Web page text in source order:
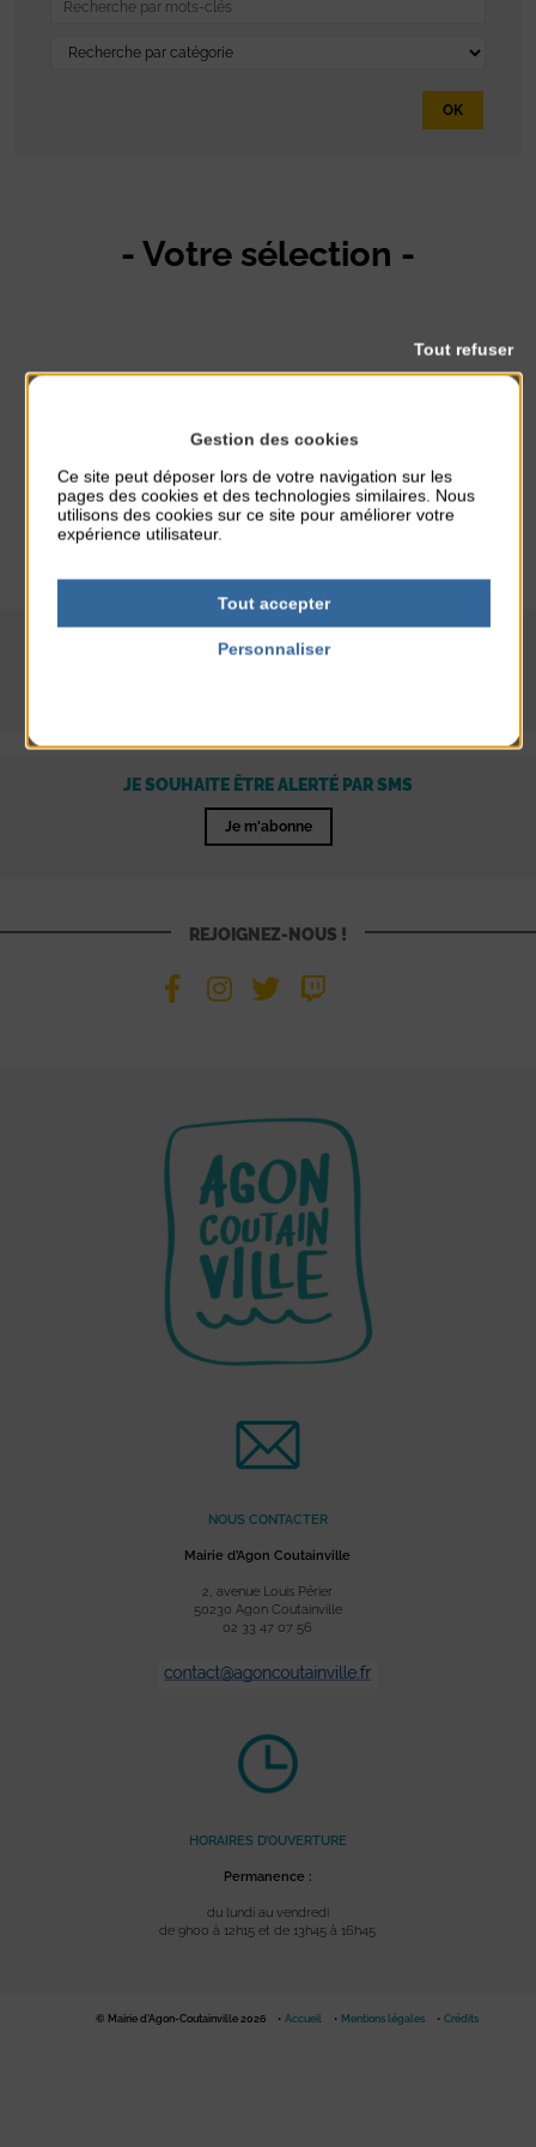
OK
- Votre sélection -
Être informé
en temps réel
JE VEUX RECEVOIR LA LETTRE D'INFORMATION MAIRIE
JE SOUHAITE ÊTRE ALERTÉ PAR SMS
Je m'abonne
REJOIGNEZ-NOUS !
NOUS CONTACTER
Mairie d’Agon Coutainville
2, avenue Louis Périer
50230 Agon Coutainville
02 33 47 07 56
HORAIRES D’OUVERTURE
Permanence :
du lundi au vendredi
de 9h00 à 12h15 et de 13h45 à 16h45
© Mairie d'Agon-Coutainville 2026 Accueil Mentions légales Crédits
Gestion des cookies
Ce site peut déposer lors de votre navigation sur les
pages des cookies et des technologies similaires. Nous
utilisons des cookies sur ce site pour améliorer votre
expérience utilisateur.
Tout accepter
Tout refuser
Personnaliser